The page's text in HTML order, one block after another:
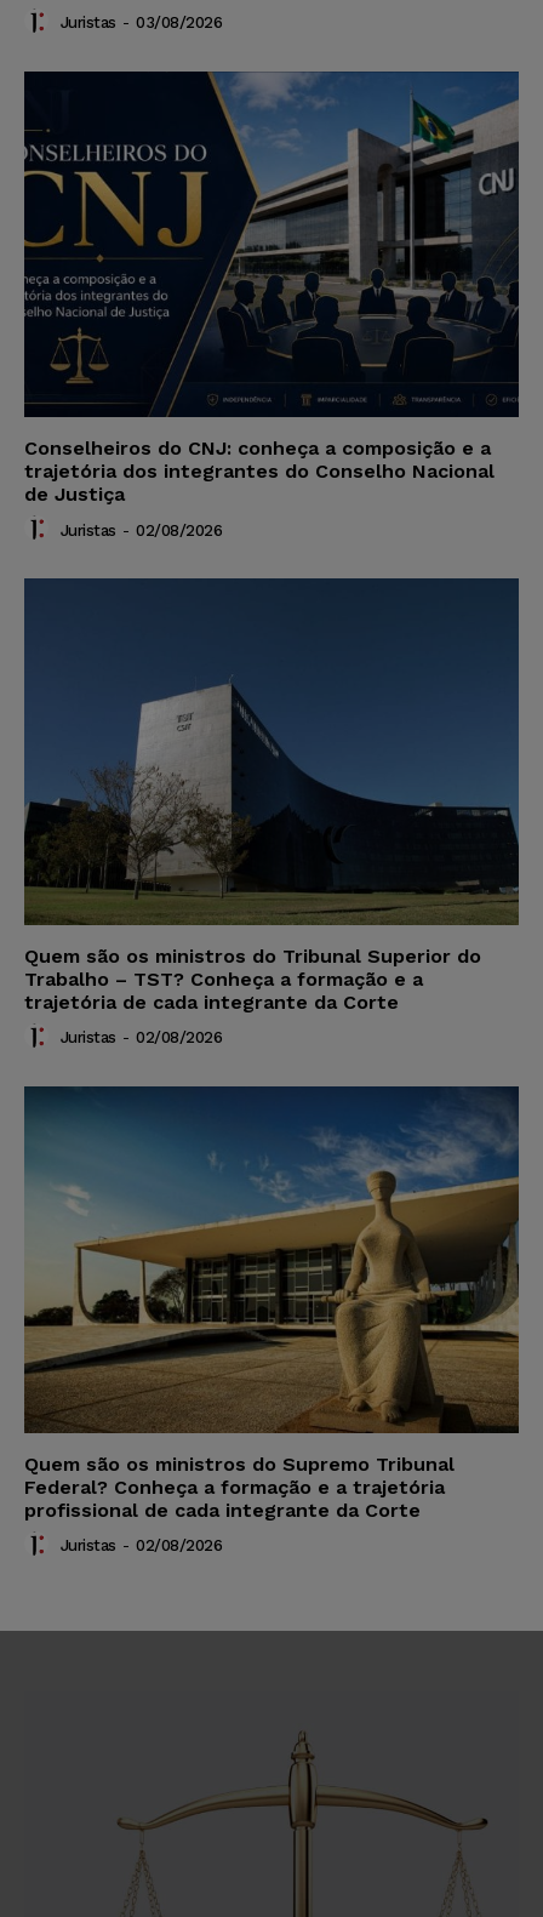
Juristas - 03/08/2026
Conselheiros do CNJ: conheça a composição e a
trajetória dos integrantes do Conselho Nacional
de Justiça
Juristas - 02/08/2026
Quem são os ministros do Tribunal Superior do
Trabalho – TST? Conheça a formação e a
trajetória de cada integrante da Corte
Juristas - 02/08/2026
Quem são os ministros do Supremo Tribunal
Federal? Conheça a formação e a trajetória
profissional de cada integrante da Corte
Juristas - 02/08/2026